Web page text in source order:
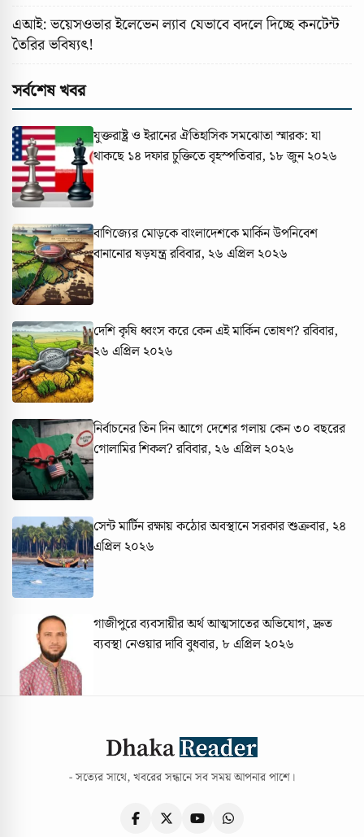
এআই: ভয়েসওভার ইলেভেন ল্যাব যেভাবে বদলে দিচ্ছে কনটেন্ট
তৈরির ভবিষ্যৎ!
সর্বশেষ খবর
যুক্তরাষ্ট্র ও ইরানের ঐতিহাসিক সমঝোতা স্মারক: যা
থাকছে ১৪ দফার চুক্তিতেবৃহস্পতিবার, ১৮ জুন ২০২৬
বাণিজ্যের মোড়কে বাংলাদেশকে মার্কিন উপনিবেশ
বানানোর ষড়যন্ত্ররবিবার, ২৬ এপ্রিল ২০২৬
দেশি কৃষি ধ্বংস করে কেন এই মার্কিন তোষণ? রবিবার,
২৬ এপ্রিল ২০২৬
নির্বাচনের তিন দিন আগে দেশের গলায় কেন ৩০ বছরের
গোলামির শিকল? রবিবার, ২৬ এপ্রিল ২০২৬
সেন্ট মার্টিন রক্ষায় কঠোর অবস্থানে সরকারশুক্রবার, ২৪
এপ্রিল ২০২৬
গাজীপুরে ব্যবসায়ীর অর্থ আত্মসাতের অভিযোগ, দ্রুত
ব্যবস্থা নেওয়ার দাবিবুধবার, ৮ এপ্রিল ২০২৬
- সত্যের সাথে, খবরের সন্ধানে সব সময় আপনার পাশে।